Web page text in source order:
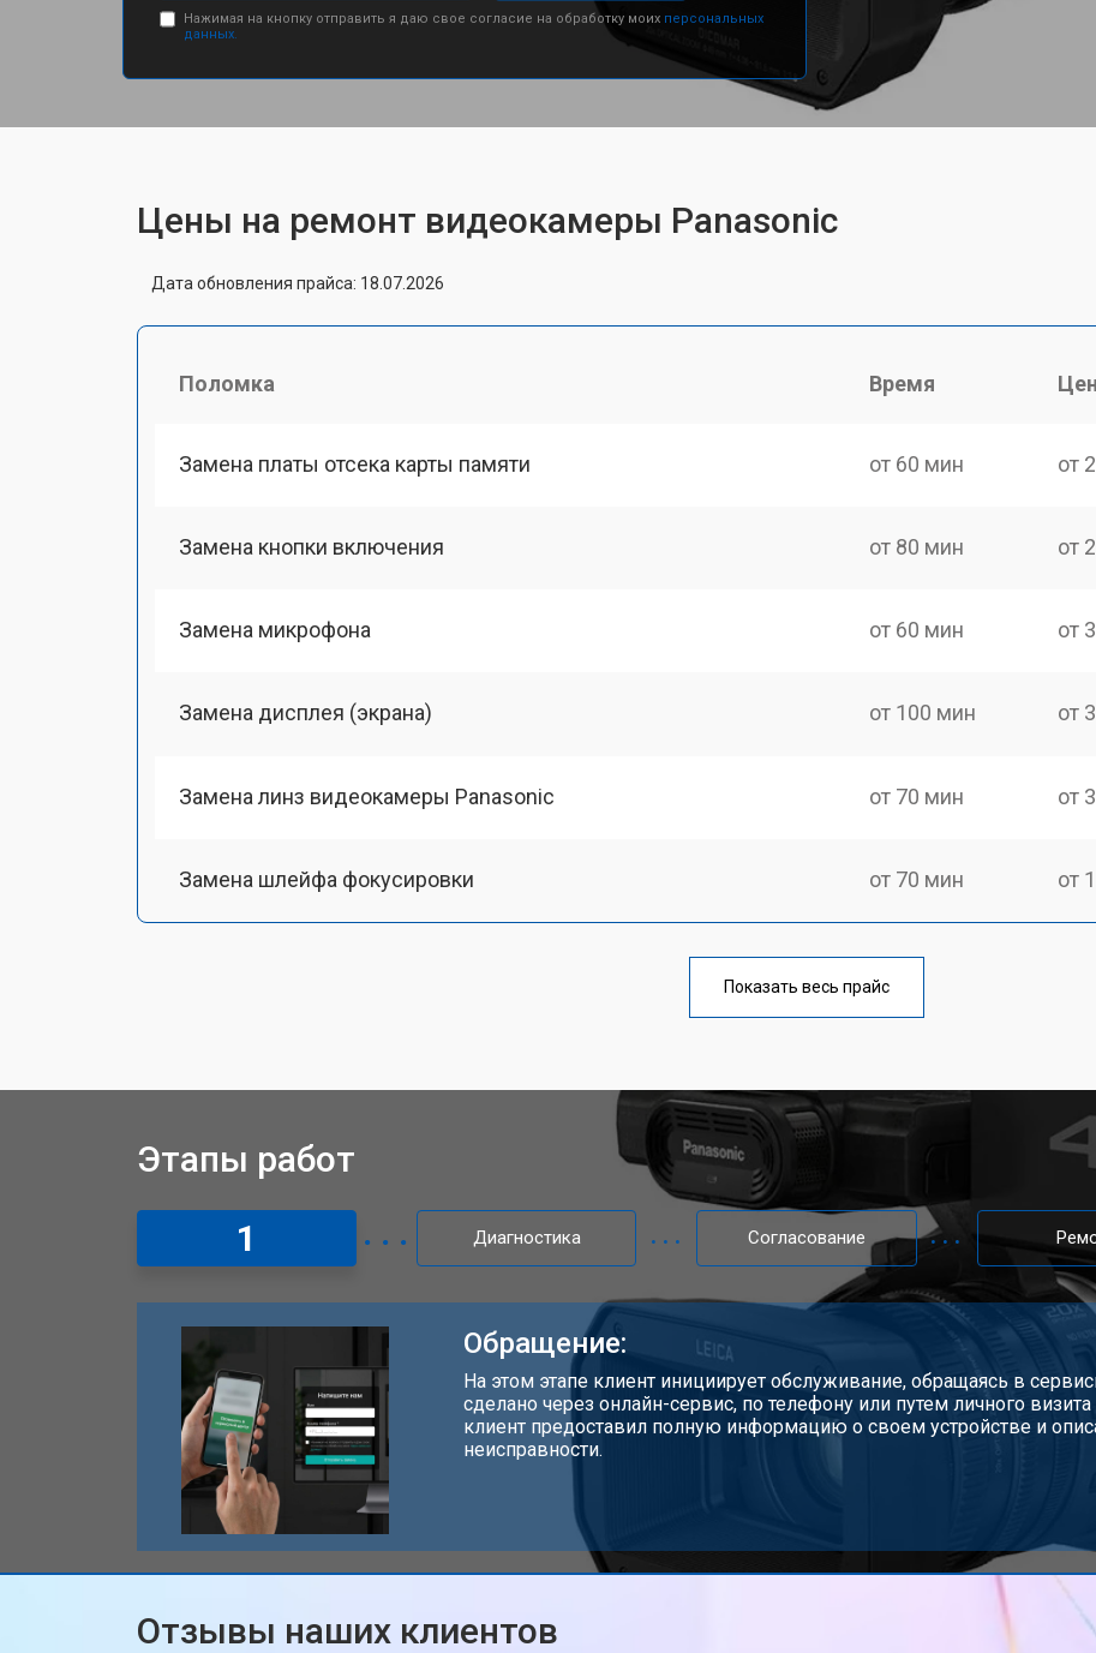
Нажимая на кнопку отправить я даю свое согласие на обработку моих персональных
данных.
Цены на ремонт видеокамеры Panasonic
Дата обновления прайса: 18.07.2026
Поломка Время
Замена платы отсека карты памяти от 60 мин от
Замена кнопки включения от 80 мин от
Замена микрофона от 60 мин от
Замена дисплея (экрана) от 100 мин от
Замена линз видеокамеры Panasonic от 70 мин от
Замена шлейфа фокусировки от 70 мин от
от 60 мин
Показать весь прайс
Этапы работ
1
Диагностика Согласование
Обращение:
На этом этапе клиент инициирует обслуживание, обращаясь в
сделано через онлайн-сервис, по телефону или путем личного
клиент предоставил полную информацию о своем устройстве и
неисправности.
Отзывы наших клиентов